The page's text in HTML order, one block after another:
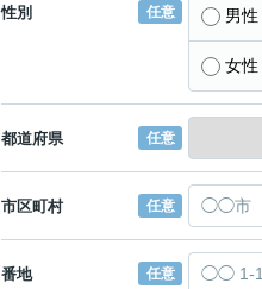
性別 任意 男性
女性
都道府県 任意
市区町村 任意
番地 任意